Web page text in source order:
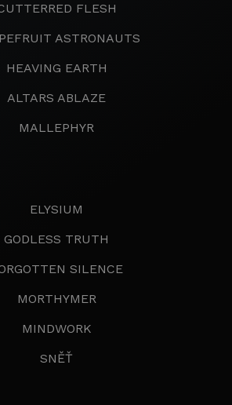
FLESH
ASTRONAUTS
HEAVING EARTH
ALTARS ABLAZE
MALLEPHYR
ELYSIUM
GODLESS TRUTH
SILENCE
MORTHYMER
MINDWORK
SNĚŤ